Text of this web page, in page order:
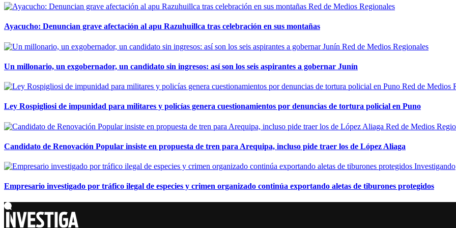
Red de Medios Regionales
Ayacucho: Denuncian grave afectación al apu Razuhuillca tras celebración en sus montañas
Red de Medios Regionales
Un millonario, un exgobernador, un candidato sin ingresos: así son los seis aspirantes a gobernar Junín
Red de Medios
Ley Rospigliosi de impunidad para militares y policías genera cuestionamientos por denuncias de tortura policial en Puno
Red de Medios
Candidato de Renovación Popular insiste en propuesta de tren para Arequipa, incluso pide traer los de López Aliaga
Investigando
Empresario investigado por tráfico ilegal de especies y crimen organizado continúa exportando aletas de tiburones protegidos